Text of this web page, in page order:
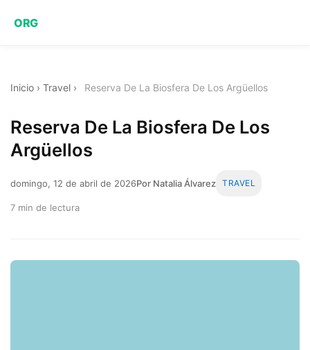
ORG
Inicio › Travel › Reserva De La Biosfera De Los Argüellos
Reserva De La Biosfera De Los
Argüellos
domingo, 12 de abril de 2026Por Natalia Álvarez TRAVEL
7 min de lectura